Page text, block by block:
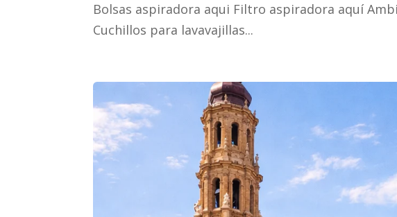
Bolsas aspiradora aqui Filtro aspiradora aquí
Cuchillos para lavavajillas...